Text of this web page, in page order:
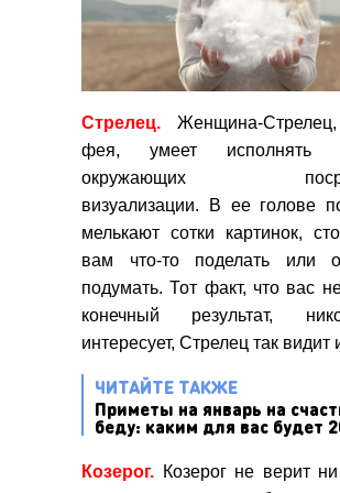
Стрелец.
Женщина-
фея, умеет исполнять
окружающих
визуализации. В ее голове
мелькают сотки картинок,
вам что-то поделать или
подумать. Тот факт, что вас
конечный результат,
интересует, Стрелец так видит
ЧИТАЙТЕ ТАКЖЕ
Приметы на январь на
беду: каким для вас будет
Козерог. Козерог не верит